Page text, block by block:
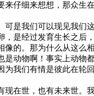
仔细来想想，那众生
是我们可以现见我们
是经过发育生长之后
的。那为什么从这么
动物啊！事实上动物
我们有情是彼此在轮
在世，也有未来世。